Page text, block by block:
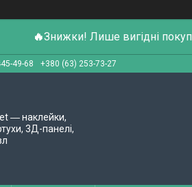
🔥Знижки! Лише вигідні
49-68 +380 (63) 253-73-27
― наклейки,
3Д-панелі,